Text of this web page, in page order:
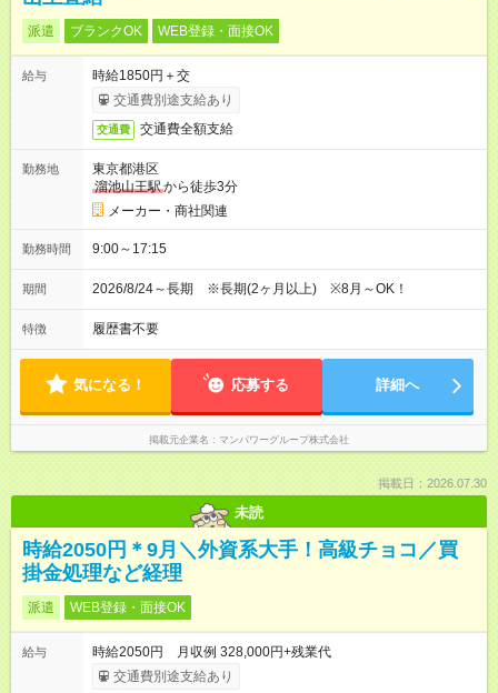
派遣 ブランクOK WEB登録・面接OK
給与
時給1850円＋交
交通費別途支給あり
交通費 交通費全額支給
勤務地
東京都港区
溜池山王駅から徒歩3分
メーカー・商社関連
勤務時間 9:00～17:15
期間 2026/8/24～長期 ※長期(2ヶ月以上) ※8月～OK！
特徴 履歴書不要
気になる！ 応募する 詳細へ
掲載元企業名 マンパワーグループ株式会社
掲載日：2026.07.30
未読
時給2050円＊9月＼外資系大手！高級チョコ／買
掛金処理など経理
派遣 WEB登録・面接OK
給与
時給2050円 月収例 328,000円+残業代
交通費別途支給あり